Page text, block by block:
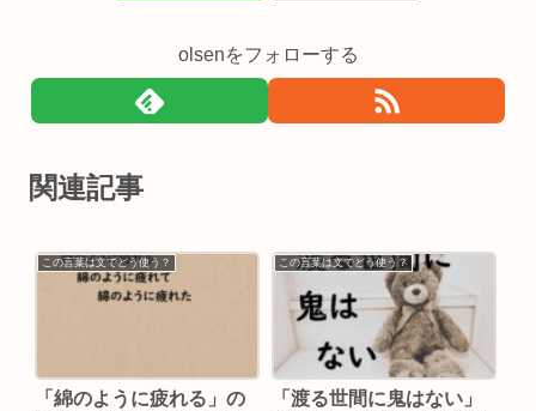
olsenをフォローする
関連記事
この言葉は文でどう使う？
「綿のように疲れる」の
この言葉は文でどう使う？
「渡る世間に鬼はない」